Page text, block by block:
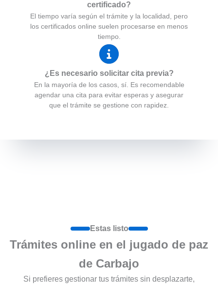
certificado?
El tiempo varía según el trámite y la localidad, pero
los certificados online suelen procesarse en menos
tiempo.
¿Es necesario solicitar cita previa?
En la mayoría de los casos, sí. Es recomendable
agendar una cita para evitar esperas y asegurar
que el trámite se gestione con rapidez.
Estas listo
Trámites online en el jugado de paz
de Carbajo
Si prefieres gestionar tus trámites sin desplazarte,